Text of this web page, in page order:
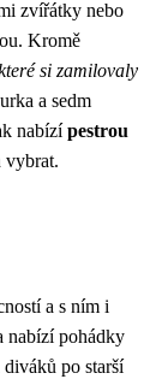
zvířátky nebo
Kromě
si zamilovaly
a sedm
nabízípestrou
vybrat.
a s ním i
nabízí pohádky
po starší